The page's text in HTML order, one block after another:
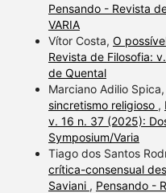
Pensando - Revista
VARIA
Vítor Costa, O
Revista de Filosofia:
de Quental
Marciano Adilio Spica,
sincretismo religioso ,
v. 16 n. 37 (2025):
Symposium/Varia
Tiago dos Santos
crítica-consensual
Saviani , Pensando -